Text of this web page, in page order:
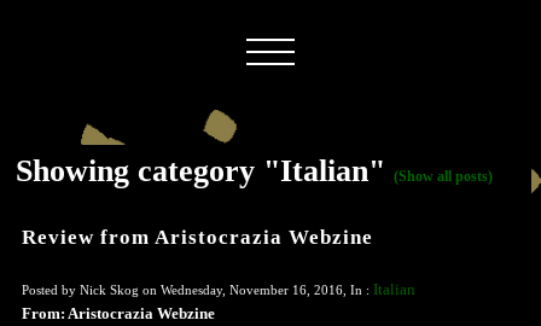
Showing category "Italian" (Show all posts)
Review from Aristocrazia Webzine
Posted by Nick Skog on Wednesday, November 16, 2016, In : Italian
From: Aristocrazia Webzine